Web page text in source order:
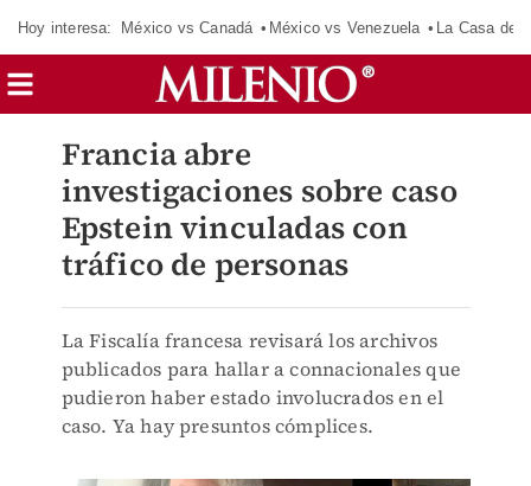
Hoy interesa: México vs Canadá México vs Venezuela La Casa de
Francia abre
investigaciones sobre caso
Epstein vinculadas con
tráfico de personas
La Fiscalía francesa revisará los archivos
publicados para hallar a connacionales que
pudieron haber estado involucrados en el
caso. Ya hay presuntos cómplices.